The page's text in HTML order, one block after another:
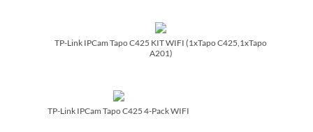
TP-Link IPCam Tapo C425 KIT WIFI (1xTapo C425,1xTapo
A201)
TP-Link IPCam Tapo C425 4-Pack WIFI